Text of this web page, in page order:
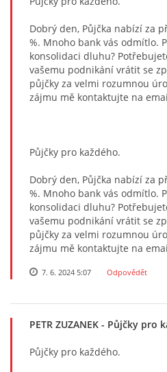
Dobrý den, Půjčka nabízí za
%. Mnoho bank vás odmítlo.
konsolidaci dluhu?
vašemu podnikání vrátit se
půjčky za velmi rozumnou
zájmu mě kontaktujte na
Půjčky pro každého.
Dobrý den, Půjčka nabízí za
%. Mnoho bank vás odmítlo.
konsolidaci dluhu?
vašemu podnikání vrátit se
půjčky za velmi rozumnou
zájmu mě kontaktujte na
7. 6. 2024 5:07 Odpovědět
PETR ZUZANEK - Půjčky pro
Půjčky pro každého.